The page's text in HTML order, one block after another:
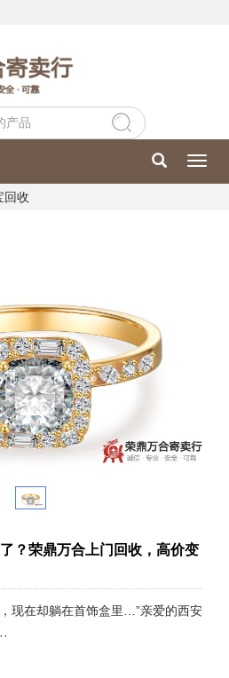
回收
？荣鼎万合上门回收，高价变
现在却躺在首饰盒里…”亲爱的西安